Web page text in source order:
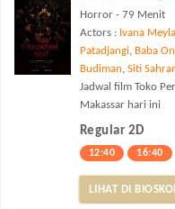
Horror - 79 Menit
Actors : Ivana
Patadjangi, Baba
Budiman, Siti
Jadwal film Toko
Makassar hari ini
Regular 2D
12:40 16:40
LIHAT DI